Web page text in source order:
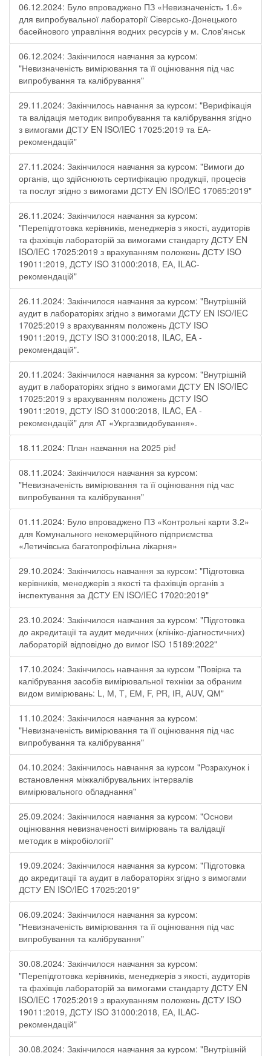
06.12.2024: Було впроваджено ПЗ «Невизначеність 1.6»
для випробувальної лабораторії Cіверсько-Донецького
басейнового управління водних ресурсів у м. Слов'янськ
06.12.2024: Закінчилося навчання за курсом:
"Невизначеність вимірювання та її оцінювання під час
випробування та калібрування"
29.11.2024: Закінчилось навчання за курсом: "Верифікація
та валідація методик випробування та калібрування згідно
з вимогами ДСТУ EN ISO/IEC 17025:2019 та ЕА-
рекомендацій"
27.11.2024: Закінчилося навчання за курсом: "Вимоги до
органів, що здійснюють сертифікацію продукції, процесів
та послуг згідно з вимогами ДСТУ EN ISO/IEC 17065:2019"
26.11.2024: Закінчилося навчання за курсом:
"Перепідготовка керівників, менеджерів з якості, аудиторів
та фахівців лабораторій за вимогами стандарту ДСТУ EN
ISO/IEC 17025:2019 з врахуванням положень ДСТУ ISO
19011:2019, ДСТУ ISO 31000:2018, ЕА, ILAC-
рекомендацій"
26.11.2024: Закінчилося навчання за курсом: "Внутрішній
аудит в лабораторіях згідно з вимогами ДСТУ EN ISO/IEC
17025:2019 з врахуванням положень ДСТУ ISO
19011:2019, ДСТУ ISO 31000:2018, ILAC, EA -
рекомендацій".
20.11.2024: Закінчилося навчання за курсом: "Внутрішній
аудит в лабораторіях згідно з вимогами ДСТУ EN ISO/IEC
17025:2019 з врахуванням положень ДСТУ ISO
19011:2019, ДСТУ ISO 31000:2018, ILAC, EA -
рекомендацій" для АТ «Укргазвидобування».
18.11.2024: План навчання на 2025 рік!
08.11.2024: Закінчилося навчання за курсом:
"Невизначеність вимірювання та її оцінювання під час
випробування та калібрування"
01.11.2024: Було впроваджено ПЗ «Контрольні карти 3.2»
для Комунального некомерційного підприємства
«Летичівська багатопрофільна лікарня»
29.10.2024: Закінчилось навчання за курсом: "Підготовка
керівників, менеджерів з якості та фахівців органів з
інспектування за ДСТУ EN ISO/IEC 17020:2019"
23.10.2024: Закінчилося навчання за курсом: "Підготовка
до акредитації та аудит медичних (клініко-діагностичних)
лабораторій відповідно до вимог ISO 15189:2022"
17.10.2024: Закінчилось навчання за курсом "Повірка та
калібрування засобів вимірювальної техніки за обраним
видом вимірювань: L, М, Т, ЕМ, F, РR, ІR, АUV, QМ"
11.10.2024: Закінчилося навчання за курсом:
"Невизначеність вимірювання та її оцінювання під час
випробування та калібрування"
04.10.2024: Закінчилось навчання за курсом "Розрахунок і
встановлення міжкалібрувальних інтервалів
вимірювального обладнання"
25.09.2024: Закінчилося навчання за курсом: "Основи
оцінювання невизначеності вимірювань та валідації
методик в мікробіології"
19.09.2024: Закінчилося навчання за курсом: "Підготовка
до акредитації та аудит в лабораторіях згідно з вимогами
ДСТУ EN ISO/IEC 17025:2019"
06.09.2024: Закінчилося навчання за курсом:
"Невизначеність вимірювання та її оцінювання під час
випробування та калібрування"
30.08.2024: Закінчилося навчання за курсом:
"Перепідготовка керівників, менеджерів з якості, аудиторів
та фахівців лабораторій за вимогами стандарту ДСТУ EN
ISO/IEC 17025:2019 з врахуванням положень ДСТУ ISO
19011:2019, ДСТУ ISO 31000:2018, ЕА, ILAC-
рекомендацій"
30.08.2024: Закінчилося навчання за курсом: "Внутрішній